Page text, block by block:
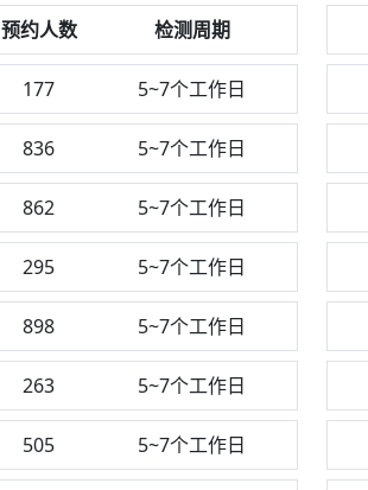
预约人数 检测周期
177 5~7个工作日
836 5~7个工作日
862 5~7个工作日
295 5~7个工作日
898 5~7个工作日
263 5~7个工作日
505 5~7个工作日